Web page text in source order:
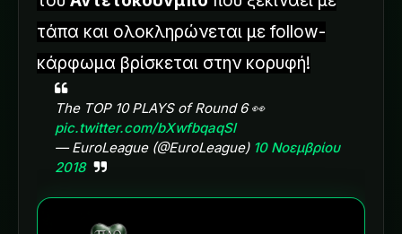
τάπα και ολοκληρώνεται με follow-
κάρφωμα βρίσκεται στην κορυφή!
The TOP 10 PLAYS of Round 6 👀
pic.twitter.com/bXwfbqaqSl
— EuroLeague (@EuroLeague) 10 Νοεμβρίου
2018